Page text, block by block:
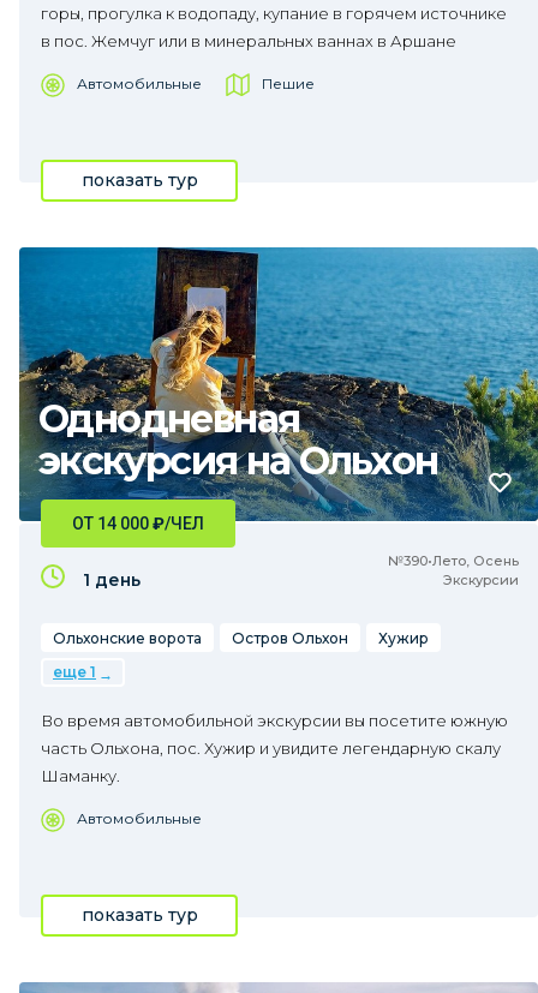
горы, прогулка к водопаду, купание в горячем источнике
в пос. Жемчуг или в минеральных ваннах в Аршане
Автомобильные Пешие
показать тур
Однодневная
экскурсия на Ольхон
№390•Лето, Осень
Экскурсии
ОТ 14 000₽/ЧЕЛ
1 день
Ольхонские ворота Остров Ольхон
Хужир
еще 1
Во время автомобильной экскурсии вы посетите южную
часть Ольхона, пос. Хужир и увидите легендарную скалу
Шаманку.
Автомобильные
показать тур